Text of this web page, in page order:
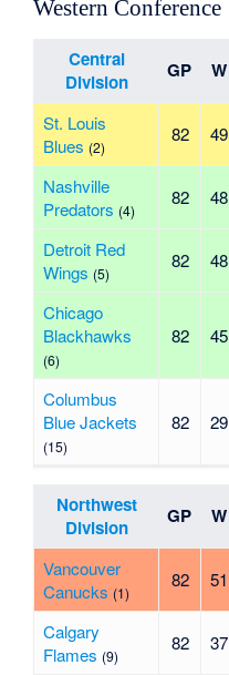
Western Conference
Central
Division
GP W
St. Louis
Blues (2)
82 49
Nashville
Predators (4)
82 48
Detroit Red
Wings (5)
82 48
Chicago
Blackhawks
(6)
82 45
Columbus
Blue Jackets
(15)
82 29
Northwest
Division
GP W
Vancouver
Canucks (1)
82 51
Calgary
Flames (9)
82 37